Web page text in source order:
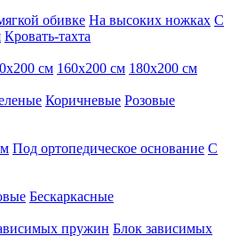
обивке На высоких ножках С
Кровать-тахта
см 160х200 см 180х200 см
Коричневые Розовые
Под ортопедическое основание С
Бескаркасные
пружин Блок зависимых